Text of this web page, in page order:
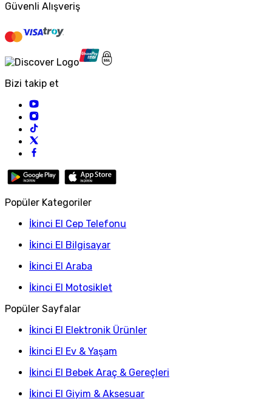
Güvenli Alışveriş
Bizi takip et
Popüler Kategoriler
İkinci El Cep Telefonu
İkinci El Bilgisayar
İkinci El Araba
İkinci El Motosiklet
Popüler Sayfalar
İkinci El Elektronik Ürünler
İkinci El Ev & Yaşam
İkinci El Bebek Araç & Gereçleri
İkinci El Giyim & Aksesuar